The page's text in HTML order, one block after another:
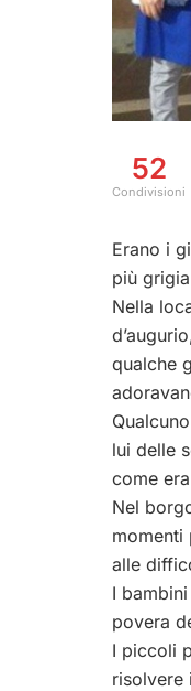
52
Condivisioni
Erano i
più
Nella
qualche
lui delle
come
Nel
momenti
alle
I
povera
I piccoli
risolvere